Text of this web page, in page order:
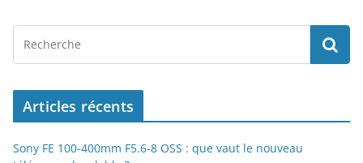
Articles récents
Sony FE 100-400mm F5.6-8 OSS : que vaut le nouveau